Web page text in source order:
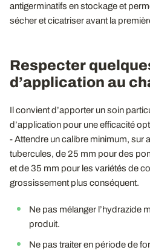
antigerminatifs en stockage et
sécher et cicatriser avant la
Respecter
d’application au
Il convient d’apporter un soin
d’application pour une efficacité
- Attendre un calibre minimum, sur
tubercules, de 25 mm pour des
et de 35 mm pour les variétés de
grossissement plus conséquent.
Ne pas mélanger l’hydrazide
produit.
Ne pas traiter en période de